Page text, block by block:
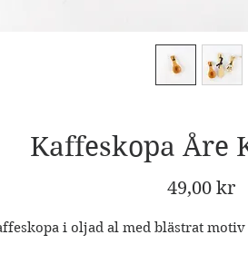
Kaffeskopa Åre
49,00 kr
i oljad al med blästrat